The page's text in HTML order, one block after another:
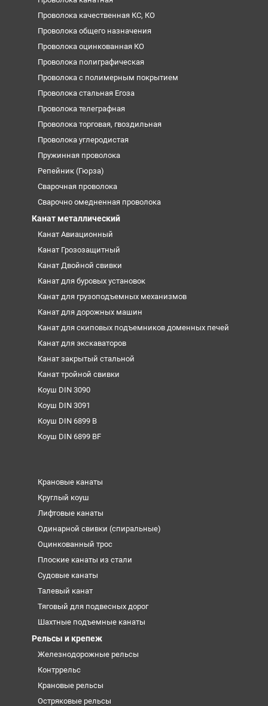
Проволока качественная КС, КО
Проволока общего назначения
Проволока оцинкованная КО
Проволока полиграфическая
Проволока с полимерным покрытием
Проволока стальная Егоза
Проволока телеграфная
Проволока торговая, гвоздильная
Проволока углеродистая
Пружинная проволока
Репейник (Гюрза)
Сварочная проволока
Сварочно омедненная проволока
Канат металлический
Канат Авиационный
Канат Грозозащитный
Канат Двойной свивки
Канат для буровых установок
Канат для грузоподъемных механизмов
Канат для дорожных машин
Канат для скиповых подъемников доменных печей
Канат для экскаваторов
Канат закрытый стальной
Канат тройной свивки
Коуш DIN 3090
Коуш DIN 3091
Коуш DIN 6899 B
Коуш DIN 6899 BF
Крановые канаты
Круглый коуш
Лифтовые канаты
Одинарной свивки (спиральные)
Оцинкованный трос
Плоские канаты из стали
Судовые канаты
Талевый канат
Тяговый для подвесных дорог
Шахтные подъемные канаты
Рельсы и крепеж
Железнодорожные рельсы
Контррельс
Крановые рельсы
Остряковые рельсы